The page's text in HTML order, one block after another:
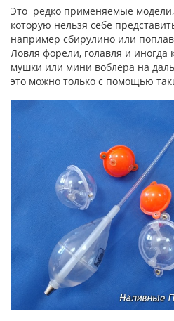
Это редко применяемые
которую нельзя себе
например сбирулино или
Ловля форели, голавля и иногда
мушки или мини воблера на
это можно только с помощью